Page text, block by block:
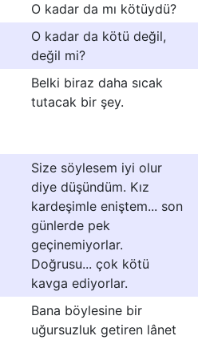
O kadar da mı kötüydü?
O kadar da kötü değil,
değil mi?
Belki biraz daha sıcak
tutacak bir şey.
Size söylesem iyi olur
diye düşündüm. Kız
kardeşimle eniştem... son
günlerde pek
geçinemiyorlar.
Doğrusu... çok kötü
kavga ediyorlar.
Bana böylesine bir
uğursuzluk getiren lânet